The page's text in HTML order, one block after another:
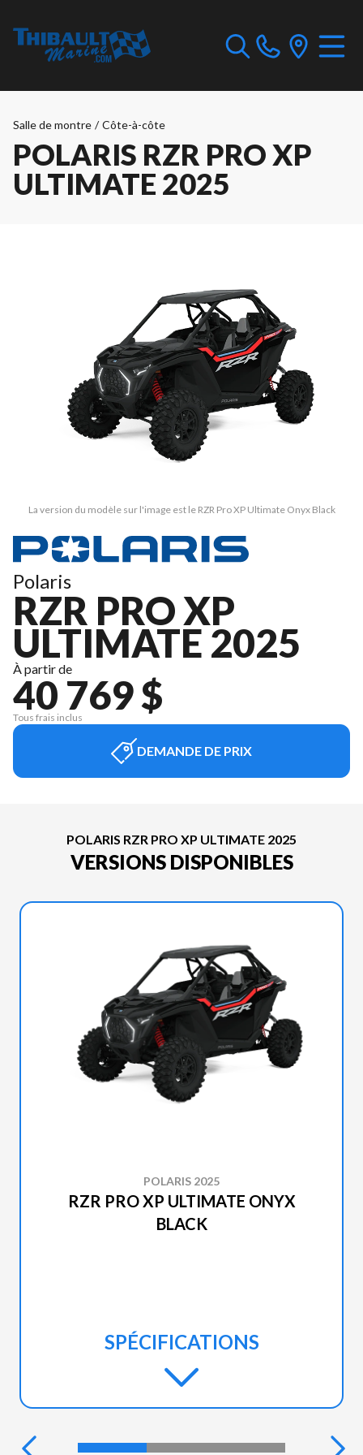
Salle de montre / Côte-à-côte
POLARIS RZR PRO XP
ULTIMATE 2025
La version du modèle sur l'image est le RZR Pro XP Ultimate Onyx Black
Polaris
RZR PRO XP
ULTIMATE 2025
À partir de
40 769 $
Tous frais inclus
DEMANDE DE PRIX
POLARIS RZR PRO XP ULTIMATE 2025
VERSIONS DISPONIBLES
POLARIS 2025
RZR PRO XP ULTIMATE ONYX
BLACK
SPÉCIFICATIONS